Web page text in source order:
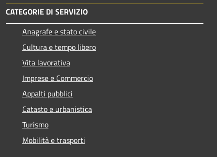
CATEGORIE DI SERVIZIO
Anagrafe e stato civile
Cultura e tempo libero
Vita lavorativa
Imprese e Commercio
Appalti pubblici
Catasto e urbanistica
Turismo
Mobilità e trasporti